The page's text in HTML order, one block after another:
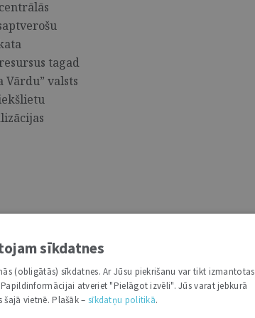
tagad
valsts
procesu un
sīkdatnes
(obligātās) sīkdatnes. Ar Jūsu piekrišanu var tikt izmantotas
atveriet "Pielāgot izvēli". Jūs varat jebkurā
vietnē. Plašāk – sīkdatņu politikā.